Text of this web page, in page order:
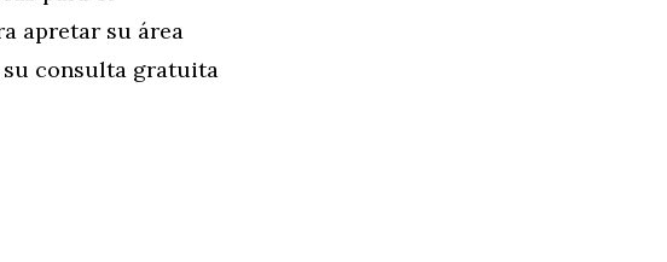
apretar su área
consulta gratuita